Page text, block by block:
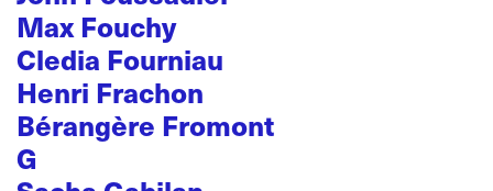
Max Fouchy
Cledia Fourniau
Henri Frachon
Bérangère Fromont
G